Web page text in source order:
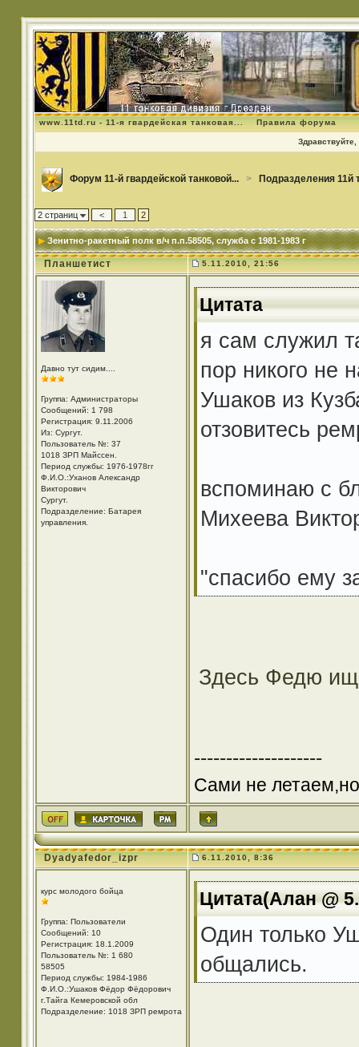
www.11td.ru - 11-я гвардейская танковая... Правила форума
Здравствуйте,
Форум 11-й гвардейской танковой... > Подразделения 11й
2 страниц < 1 2
Зенитно-ракетный полк в/ч п.п.58505, служба с 1981-1983 г
Планшетист 5.11.2010, 21:56
Давно тут сидим....
Группа: Администраторы
Сообщений: 1 798
Регистрация: 9.11.2006
Из: Cургут.
Пользователь №: 37
1018 ЗРП Майссен.
Период службы: 1976-1978гг
Ф.И.О.:Уханов Александр
Викторович
Cургут.
Подразделение: Батарея
управления.
Цитата
я сам служил
пор никого не
Ушаков из
отзовитесь
вспоминаю с
Михеева
"спасибо ему
Здесь Федю
--------------------
Сами не
Dyadyafedor_izpr 6.11.2010, 8:36
курс молодого бойца
Группа: Пользователи
Сообщений: 10
Регистрация: 18.1.2009
Пользователь №: 1 680
58505
Период службы: 1984-1986
Ф.И.О.:Ушаков Фёдор Фёдорович
г.Тайга Кемеровской обл
Подразделение: 1018 ЗРП ремрота
Цитата(Алан @
Один только
общались.